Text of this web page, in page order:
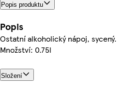
Popis produktu
Popis
Ostatní alkoholický nápoj, sycený.
Množství: 0.75l
Složení